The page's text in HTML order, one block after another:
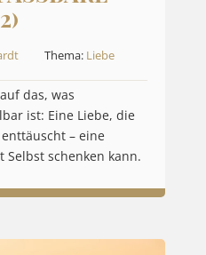
Thema: Liebe
das, was
ist: Eine Liebe, die
– eine
Selbst schenken kann.